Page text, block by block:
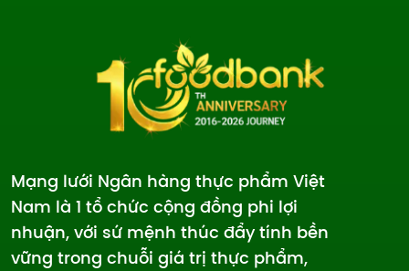
Mạng lưới Ngân hàng thực phẩm Việt
Nam là 1 tổ chức cộng đồng phi lợi
nhuận, với sứ mệnh thúc đẩy tính bền
vững trong chuỗi giá trị thực phẩm,